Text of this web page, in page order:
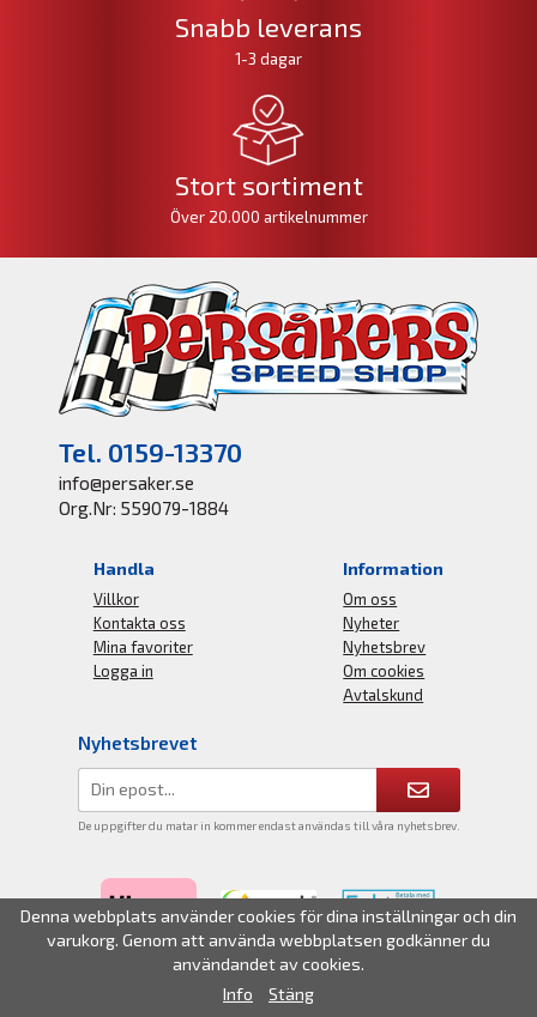
Snabb leverans
1-3 dagar
Stort sortiment
Över 20.000 artikelnummer
Tel. 0159-13370
info@persaker.se
Org.Nr: 559079-1884
Handla
Villkor
Kontakta oss
Mina favoriter
Logga in
Information
Om oss
Nyheter
Nyhetsbrev
Om cookies
Avtalskund
Nyhetsbrevet
De uppgifter du matar in kommer endast användas till våra nyhetsbrev.
Drift & produktion:Wikinggruppen
Denna webbplats använder cookies för dina inställningar och din
varukorg. Genom att använda webbplatsen godkänner du
användandet av cookies.
Info
Stäng